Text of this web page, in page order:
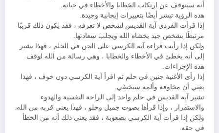
أنه سيتوقف عن ارتكاب الخطايا والأخطاء في حياته.
هذه الرؤية تبشر أيضًا بتغييرات إيجابية وجيدة.
إذا قرأت الفردي آية القديس لشخص لا تعرفه ، فقد يكون ذلك قريبًا
مرتبطًا بشخص جيد يخشاه الله ويجلب سعادتها.
ولكن إذا رأيت قراءة آية الكرسي على الجن في الحلم ، فهذا يشير
إلى أنه يخطئ في الأخطاء والخطايا ، وهي رسالة من الله لوقف
هذه الإجراءات.
إذا رأى الأغنية جنين في حلم ثم اقرأ آية الكرسي دون خوف ، فهذا
يعني أن مخاوفه وألمه سيختفي.
تشير آية القديس في حلم واحد إلى الراحة النفسية والهدوء
والاستقرار ، وإذا قرأها بصوت جميل وحلو ، فهذا يعني قربه من الله.
ولكن إذا قرأت آية الكرسي بصعوبة ، فقد يعني ذلك أنه من الخطأ
في حقه.